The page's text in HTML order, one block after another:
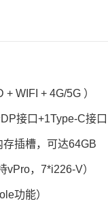
WIFI + 4G/5G ）
接口+1Type-C接口
插槽，可达64GB
vPro，7*i226-V）
功能）